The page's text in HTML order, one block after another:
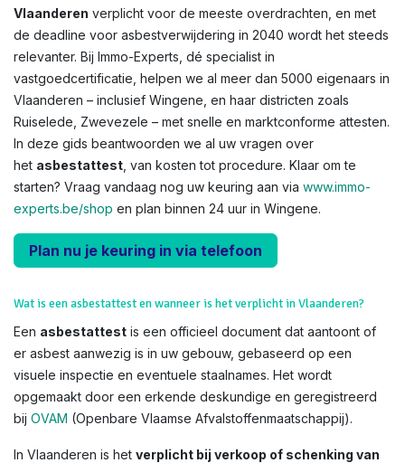
Vlaanderen verplicht voor de meeste overdrachten, en met
de deadline voor asbestverwijdering in 2040 wordt het steeds
relevanter. Bij Immo-Experts, dé specialist in
vastgoedcertificatie, helpen we al meer dan 5000 eigenaars in
Vlaanderen – inclusief Wingene, en haar districten zoals
Ruiselede, Zwevezele – met snelle en marktconforme attesten.
In deze gids beantwoorden we al uw vragen over
het asbestattest , van kosten tot procedure. Klaar om te
starten? Vraag vandaag nog uw keuring aan via www.immo-
experts.be/shop en plan binnen 24 uur in Wingene.
Plan nu je keuring in via telefoon
Wat is een asbestattest en wanneer is het verplicht in Vlaanderen?
Een asbestattest is een officieel document dat aantoont of
er asbest aanwezig is in uw gebouw, gebaseerd op een
visuele inspectie en eventuele staalnames. Het wordt
opgemaakt door een erkende deskundige en geregistreerd
bij OVAM (Openbare Vlaamse Afvalstoffenmaatschappij).
In Vlaanderen is het verplicht bij verkoop of schenking van